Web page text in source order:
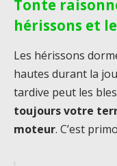
Tonte
hérissons et
Les hérissons
hautes durant la
tardive peut les
toujours votre
moteur. C’est